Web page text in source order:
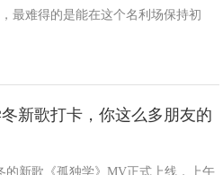
最难得的是能在这个名利场保持初
新歌打卡，你这么多朋友的
的新歌《孤独学》MV正式上线，上午